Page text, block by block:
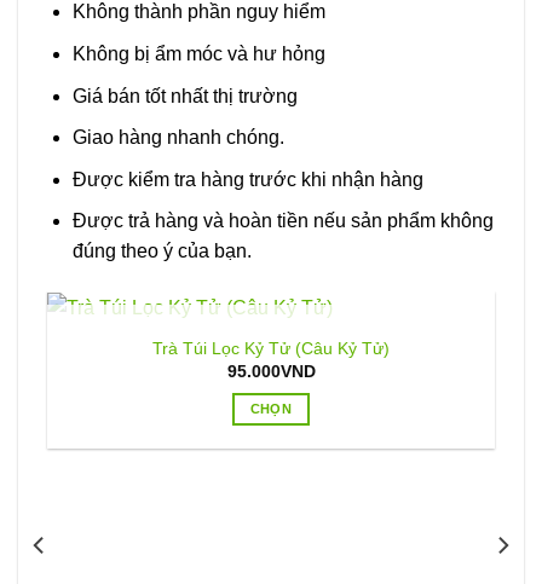
Không thành phần nguy hiểm
Không bị ẩm móc và hư hỏng
Giá bán tốt nhất thị trường
Giao hàng nhanh chóng.
Được kiểm tra hàng trước khi nhận hàng
Được trả hàng và hoàn tiền nếu sản phẩm không
đúng theo ý của bạn.
HẾT HÀNG
Trà Túi Lọc Kỷ Tử (Câu Kỷ Tử)
95.000VND
CHỌN